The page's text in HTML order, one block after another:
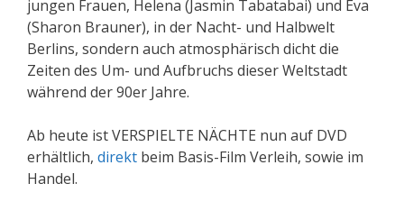
jungen Frauen, Helena (Jasmin Tabatabai) und Eva
(Sharon Brauner), in der Nacht- und Halbwelt
Berlins, sondern auch atmosphärisch dicht die
Zeiten des Um- und Aufbruchs dieser Weltstadt
während der 90er Jahre.
Ab heute ist VERSPIELTE NÄCHTE nun auf DVD
erhältlich, direkt beim Basis-Film Verleih, sowie im
Handel.